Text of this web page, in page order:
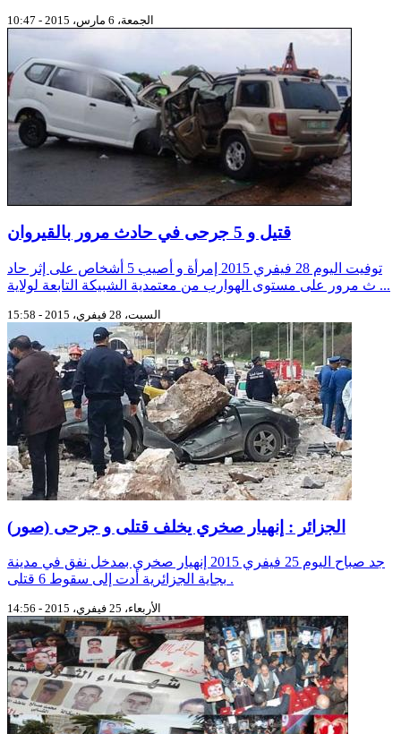
الجمعة، 6 مارس، 2015 - 10:47
قتيل و 5 جرحى في حادث مرور بالقيروان
توفيت اليوم 28 فيفري 2015 إمرأة و أصيب 5 أشخاص على إثر حاد
ث مرور على مستوى الهوارب من معتمدية الشبيكة التابعة لولاية ...
السبت، 28 فيفري، 2015 - 15:58
الجزائر : إنهيار صخري يخلف قتلى و جرحى (صور)
جد صباح اليوم 25 فيفري 2015 إنهيار صخري بمدخل نفق في مدينة
بجاية الجزائرية أدت إلى سقوط 6 قتلى .
الأربعاء، 25 فيفري، 2015 - 14:56